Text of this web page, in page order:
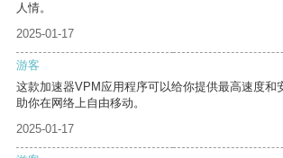
人情。
2025-01-17
游客
这款加速器VPM应用程序可以给你提供最高速度和
助你在网络上自由移动。
2025-01-17